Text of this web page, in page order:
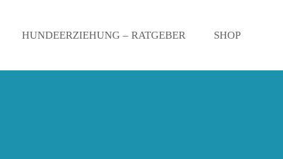
HUNDEERZIEHUNG – RATGEBER SHOP